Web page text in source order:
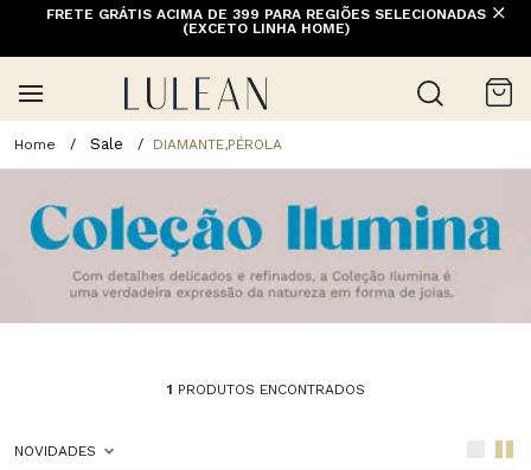
FRETE GRÁTIS ACIMA DE 399 PARA REGIÕES SELECIONADAS
(EXCETO LINHA HOME)
10% OFF NA 1ª COMPRA COM CUPOM PRIMEIRACOMPRA (EXCETO
OFERTAS, ALIANÇAS, RELÓGIOS E ITENS EM PROMOÇÃO) | 1ª
Sale DIAMANTE,PÉROLA
1 PRODUTOS ENCONTRADOS
NOVIDADES